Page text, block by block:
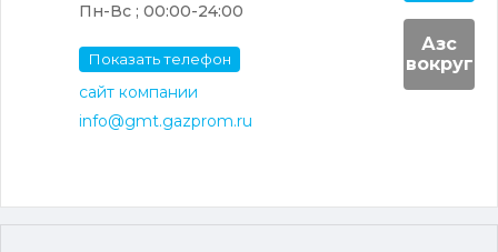
Пн-Вс ; 00:00-24:00
Показать телефон
сайт компании
info@gmt.gazprom.ru
Азс
вокруг